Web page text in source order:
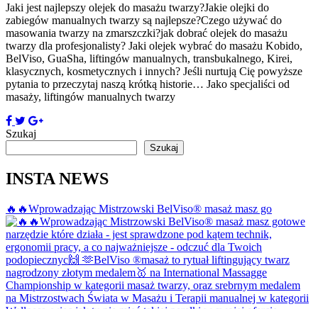
Jaki jest najlepszy olejek do masażu twarzy?Jakie olejki do
zabiegów manualnych twarzy są najlepsze?Czego używać do
masowania twarzy na zmarszczki?jak dobrać olejek do masażu
twarzy dla profesjonalisty? Jaki olejek wybrać do masażu Kobido,
BelViso, GuaSha, liftingów manualnych, transbukalnego, Kirei,
klasycznych, kosmetycznych i innych? Jeśli nurtują Cię powyższe
pytania to przeczytaj naszą krótką historie… Jako specjaliści od
masaży, liftingów manualnych twarzy
Szukaj
Szukaj
INSTA NEWS
🔥🔥Wprowadzając Mistrzowski BelViso®️ masaż masz go